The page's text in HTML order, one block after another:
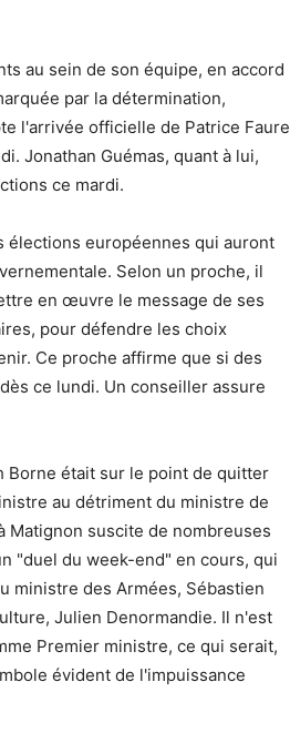
au sein de son équipe, en accord
par la détermination,
l'arrivée officielle de Patrice Faure
Jonathan Guémas, quant à lui,
ce mardi.
européennes qui auront
Selon un proche, il
en œuvre le message de ses
pour défendre les choix
Ce proche affirme que si des
ce lundi. Un conseiller assure
Borne était sur le point de quitter
au détriment du ministre de
Matignon suscite de nombreuses
"duel du week-end" en cours, qui
ministre des Armées, Sébastien
Julien Denormandie. Il n'est
Premier ministre, ce qui serait,
évident de l'impuissance